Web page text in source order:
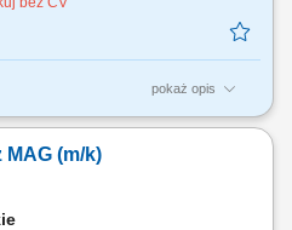
pokaż opis
(drut lity w osłonie gazu
o jakość wykonywanych spoin;
(m/k)